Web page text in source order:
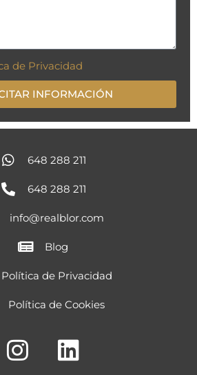
de Privacidad
INFORMACIÓN
648 288 211
648 288 211
info@realblor.com
Blog
Política de Privacidad
Política de Cookies